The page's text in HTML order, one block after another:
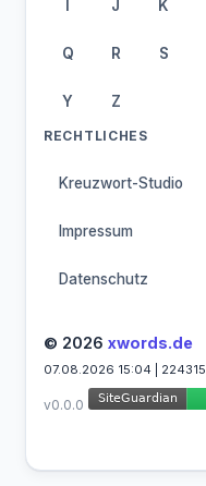
I J K
Q R S
Y Z
RECHTLICHES
Kreuzwort-Studio
Impressum
Datenschutz
© 2026 xwords.de
07.08.2026 15:04 | 224315
v0.0.0